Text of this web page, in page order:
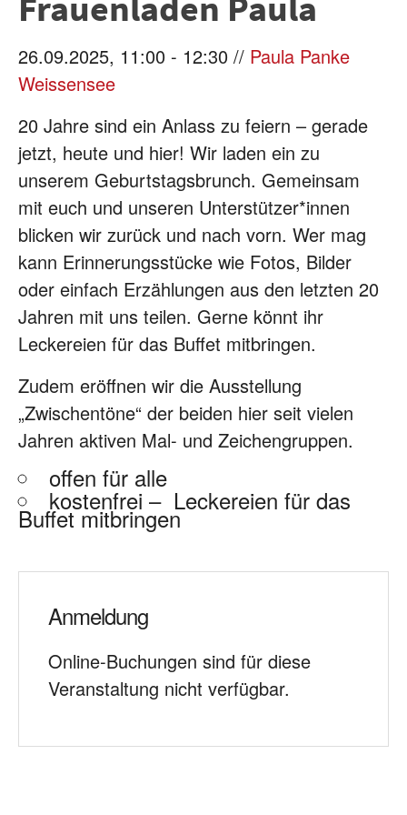
26.09.2025, 11:00 - 12:30 // Paula Panke
Weissensee
20 Jahre sind ein Anlass zu feiern – gerade
jetzt, heute und hier! Wir laden ein zu
unserem Geburtstagsbrunch. Gemeinsam
mit euch und unseren Unterstützer*innen
blicken wir zurück und nach vorn. Wer mag
kann Erinnerungsstücke wie Fotos, Bilder
oder einfach Erzählungen aus den letzten 20
Jahren mit uns teilen. Gerne könnt ihr
Leckereien für das Buffet mitbringen.
Zudem eröffnen wir die Ausstellung
„Zwischentöne“ der beiden hier seit vielen
Jahren aktiven Mal- und Zeichengruppen.
offen für alle
kostenfrei – Leckereien für das
Buffet mitbringen
Anmeldung
Online-Buchungen sind für diese
Veranstaltung nicht verfügbar.